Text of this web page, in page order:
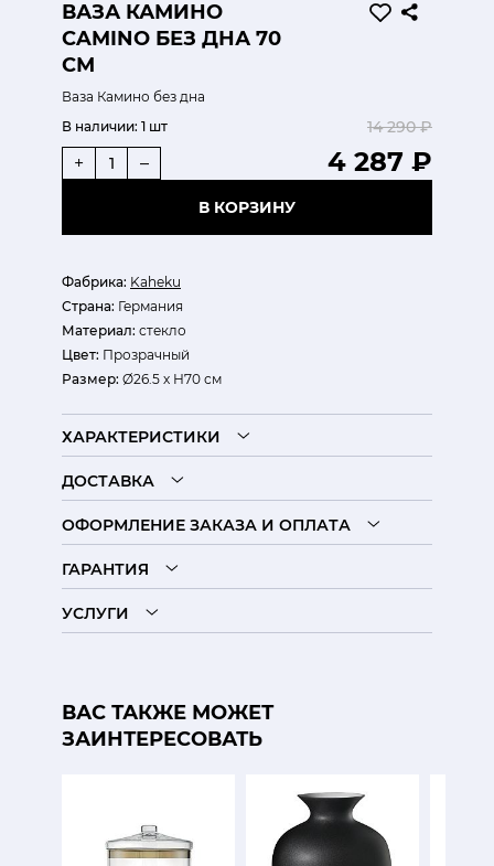
ВАЗА КАМИНО
CAMINO БЕЗ ДНА 70
СМ
Ваза Камино без дна
Фабрика: Kaheku
Страна: Германия
Материал: стекло
Цвет: Прозрачный
Размер: Ø26.5 х Н70 см
В наличии: 1 шт 14 290 ₽
4 287 ₽
+ –
В КОРЗИНУ
ХАРАКТЕРИСТИКИ
ДОСТАВКА
ОФОРМЛЕНИЕ ЗАКАЗА И ОПЛАТА
ГАРАНТИЯ
УСЛУГИ
ВАС ТАКЖЕ МОЖЕТ
ЗАИНТЕРЕСОВАТЬ